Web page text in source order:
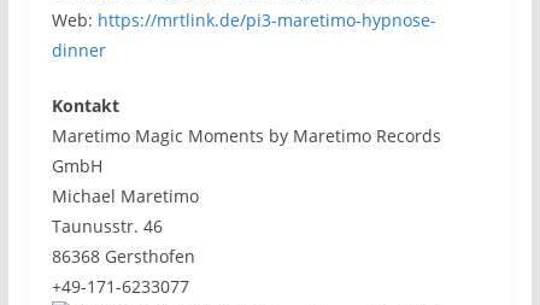
Web: https://mrtlink.de/pi3-maretimo-hypnose-
dinner
Kontakt
Maretimo Magic Moments by Maretimo Records
GmbH
Michael Maretimo
Taunusstr. 46
86368 Gersthofen
+49-171-6233077